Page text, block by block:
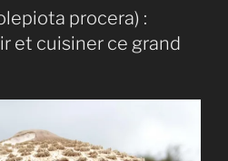
procera) :
et cuisiner ce grand